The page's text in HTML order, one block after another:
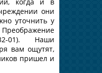
они
уточнить у
01). Наши
вам ощутят,
пришел и